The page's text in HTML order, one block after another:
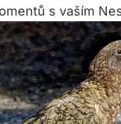
s vaším